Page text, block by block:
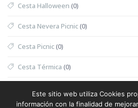
Cesta Halloween (0)
Cesta Nevera Picnic(0)
Cesta Picnic(0)
Cesta Térmica (0)
Este sitio web utiliza Cookies
información con la finalidad de